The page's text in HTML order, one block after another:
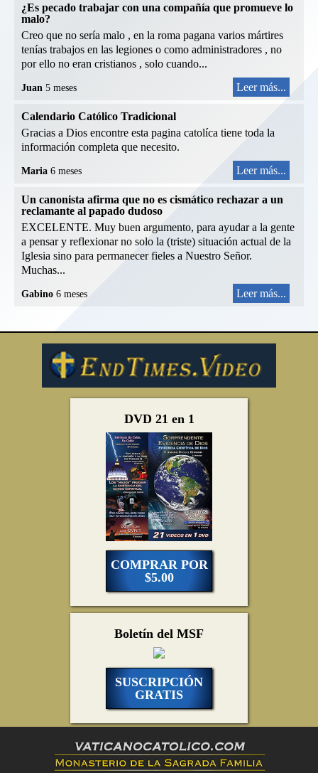
¿Es pecado trabajar con una compañía que promueve lo
malo?
Creo que no sería malo , en la roma pagana varios mártires
tenías trabajos en las legiones o como administradores , no
por ello no eran cristianos , solo cuando...
Juan 5 meses Leer más...
Calendario Católico Tradicional
Gracias a Dios encontre esta pagina catolíca tiene toda la
información completa que necesito.
Maria 6 meses Leer más...
Un canonista afirma que no es cismático rechazar a un
reclamante al papado dudoso
EXCELENTE. Muy buen argumento, para ayudar a la gente
a pensar y reflexionar no solo la (triste) situación actual de la
Iglesia sino para permanecer fieles a Nuestro Señor.
Muchas...
Gabino 6 meses Leer más...
DVD 21 en 1
COMPRAR POR
$5.00
Boletín del MSF
SUSCRIPCIÓN
GRATIS